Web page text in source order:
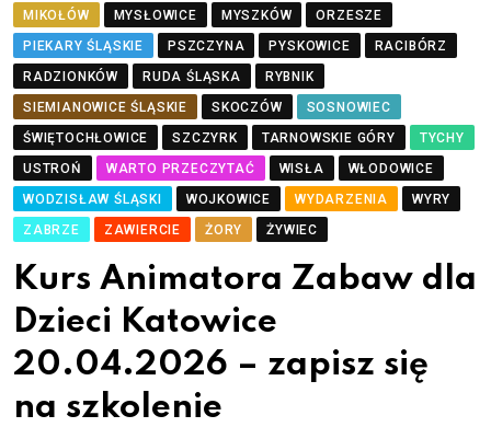
MIKOŁÓW
MYSŁOWICE MYSZKÓW
ORZESZE
PIEKARY ŚLĄSKIE
PSZCZYNA PYSKOWICE
RACIBÓRZ
RADZIONKÓW
RUDA ŚLĄSKA
RYBNIK
SIEMIANOWICE ŚLĄSKIE
SKOCZÓW
SOSNOWIEC
ŚWIĘTOCHŁOWICE
SZCZYRK TARNOWSKIE GÓRY
TYCHY
USTROŃ
WARTO PRZECZYTAĆ WISŁA
WŁODOWICE
WODZISŁAW ŚLĄSKI
WOJKOWICE WYDARZENIA
WYRY
ZABRZE
ZAWIERCIE ŻORY ŻYWIEC
Kurs Animatora Zabaw dla
Dzieci Katowice
20.04.2026 – zapisz się
na szkolenie